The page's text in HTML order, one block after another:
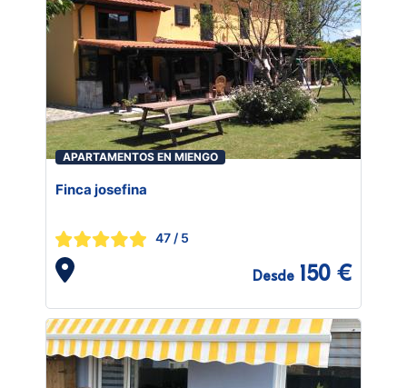
APARTAMENTOS EN MIENGO
Finca josefina
47 / 5
Desde 150 €